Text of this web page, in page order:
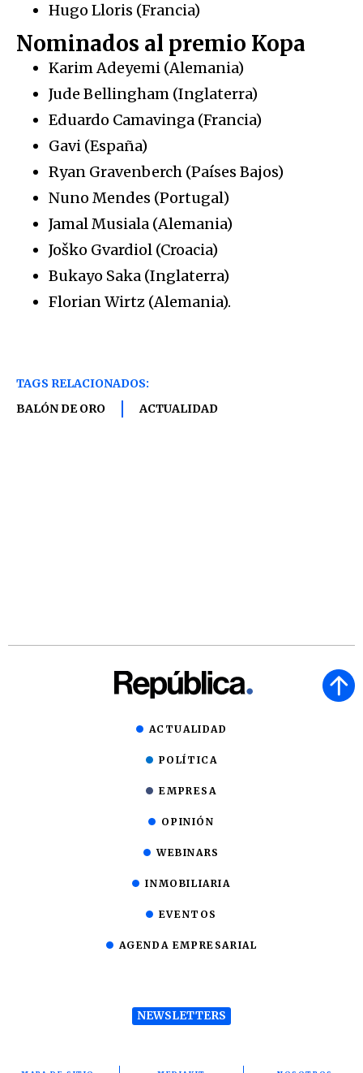
Hugo Lloris (Francia)
Nominados al premio Kopa
Karim Adeyemi (Alemania)
Jude Bellingham (Inglaterra)
Eduardo Camavinga (Francia)
Gavi (España)
Ryan Gravenberch (Países Bajos)
Nuno Mendes (Portugal)
Jamal Musiala (Alemania)
Joško Gvardiol (Croacia)
Bukayo Saka (Inglaterra)
Florian Wirtz (Alemania).
TAGS RELACIONADOS:
BALÓN DE ORO
ACTUALIDAD
ACTUALIDAD
POLÍTICA
EMPRESA
OPINIÓN
WEBINARS
INMOBILIARIA
EVENTOS
AGENDA EMPRESARIAL
NEWSLETTERS